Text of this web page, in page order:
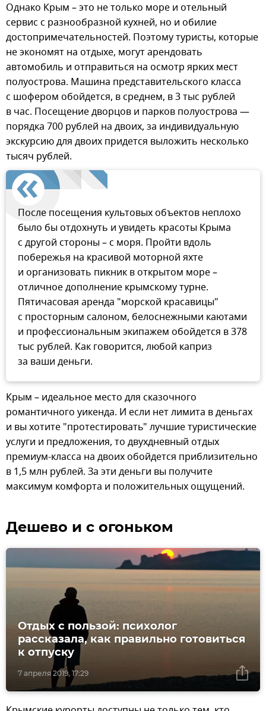
Однако Крым – это не только море и отельный
сервис с разнообразной кухней, но и обилие
достопримечательностей. Поэтому туристы, которые
не экономят на отдыхе, могут арендовать
автомобиль и отправиться на осмотр ярких мест
полуострова. Машина представительского класса
с шофером обойдется, в среднем, в 3 тыс рублей
в час. Посещение дворцов и парков полуострова —
порядка 700 рублей на двоих, за индивидуальную
экскурсию для двоих придется выложить несколько
тысяч рублей.
После посещения культовых объектов неплохо
было бы отдохнуть и увидеть красоты Крыма
с другой стороны – с моря. Пройти вдоль
побережья на красивой моторной яхте
и организовать пикник в открытом море –
отличное дополнение крымскому турне.
Пятичасовая аренда "морской красавицы"
с просторным салоном, белоснежными каютами
и профессиональным экипажем обойдется в 378
тыс рублей. Как говорится, любой каприз
за ваши деньги.
Крым – идеальное место для сказочного
романтичного уикенда. И если нет лимита в деньгах
и вы хотите "протестировать" лучшие туристические
услуги и предложения, то двухдневный отдых
премиум-класса на двоих обойдется приблизительно
в 1,5 млн рублей. За эти деньги вы получите
максимум комфорта и положительных ощущений.
Дешево и с огоньком
7 апреля 2019, 17:29
Отдых с пользой: психолог
рассказала, как правильно готовиться
к отпуску